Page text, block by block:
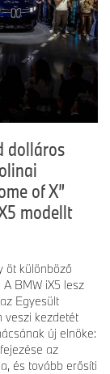
dolláros
of X”
modellt
öt különböző
BMW iX5 lesz
Egyesült
veszi kezdetét
új elnöke:
az
és tovább erősíti